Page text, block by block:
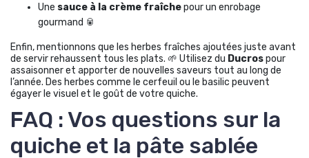
Une sauce à la crème fraîchepour un enrobage
gourmand 🥫
Enfin, mentionnons que les herbes fraîches ajoutées juste avant
de servir rehaussent tous les plats. 🌱 Utilisez du Ducrospour
assaisonner et apporter de nouvelles saveurs tout au long de
l’année. Des herbes comme le cerfeuil ou le basilic peuvent
égayer le visuel et le goût de votre quiche.
FAQ : Vos questions sur la
quiche et la pâte sablée